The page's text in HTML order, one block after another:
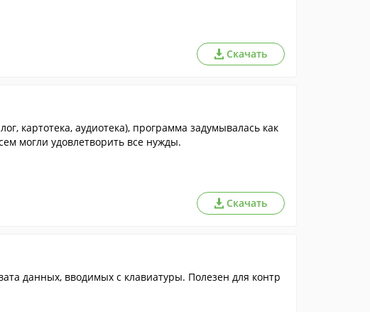
Скачать
картотека, аудиотека), программа задумывалась как
могли удовлетворить все нужды.
Скачать
данных, вводимых с клавиатуры. Полезен для контр